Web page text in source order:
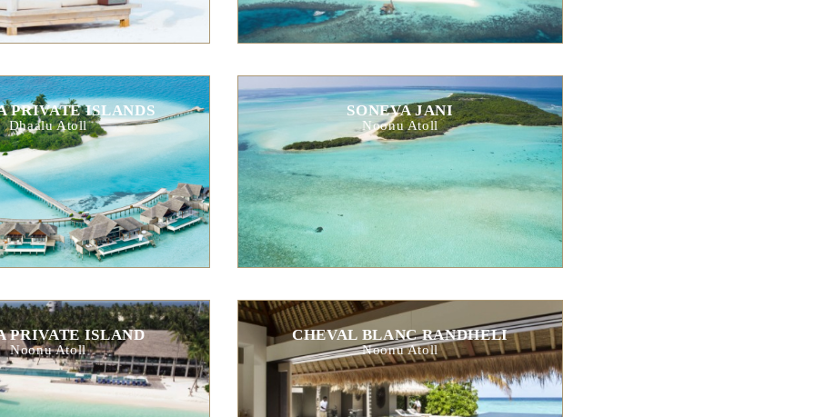
PRIVATE ISLANDS
Dhaalu Atoll
SONEVA JANI
Noonu Atoll
PRIVATE ISLAND
Noonu Atoll
CHEVAL BLANC RANDHELI
Noonu Atoll